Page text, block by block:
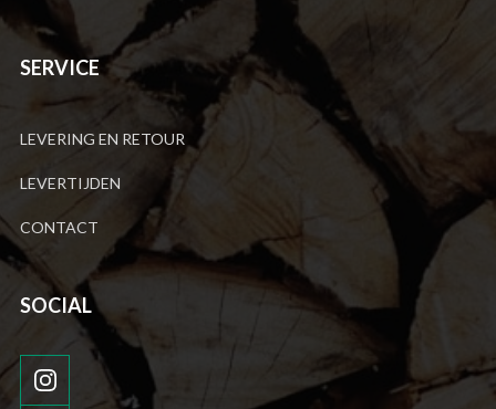
SERVICE
LEVERING EN RETOUR
LEVERTIJDEN
CONTACT
SOCIAL